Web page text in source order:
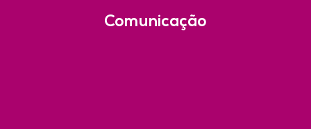
Comunicação